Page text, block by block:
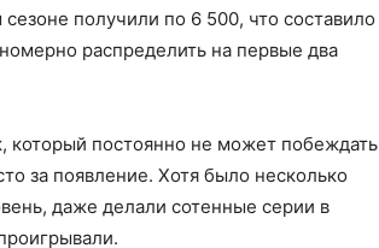
получили по 6 500, что составило
распределить на первые два
который постоянно не может побеждать
за появление. Хотя было несколько
даже делали сотенные серии в